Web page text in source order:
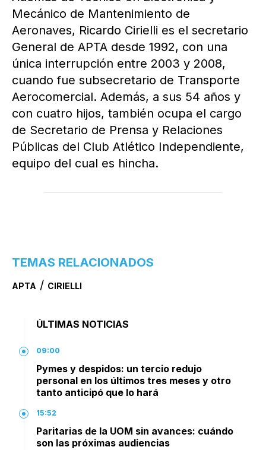
Mecánico de Mantenimiento de
Aeronaves, Ricardo Cirielli es el secretario
General de APTA desde 1992, con una
única interrupción entre 2003 y 2008,
cuando fue subsecretario de Transporte
Aerocomercial. Además, a sus 54 años y
con cuatro hijos, también ocupa el cargo
de Secretario de Prensa y Relaciones
Públicas del Club Atlético Independiente,
equipo del cual es hincha.
TEMAS RELACIONADOS
APTA / CIRIELLI
ÚLTIMAS NOTICIAS
09:00
Pymes y despidos: un tercio redujo
personal en los últimos tres meses y otro
tanto anticipó que lo hará
15:52
Paritarias de la UOM sin avances: cuándo
son las próximas audiencias